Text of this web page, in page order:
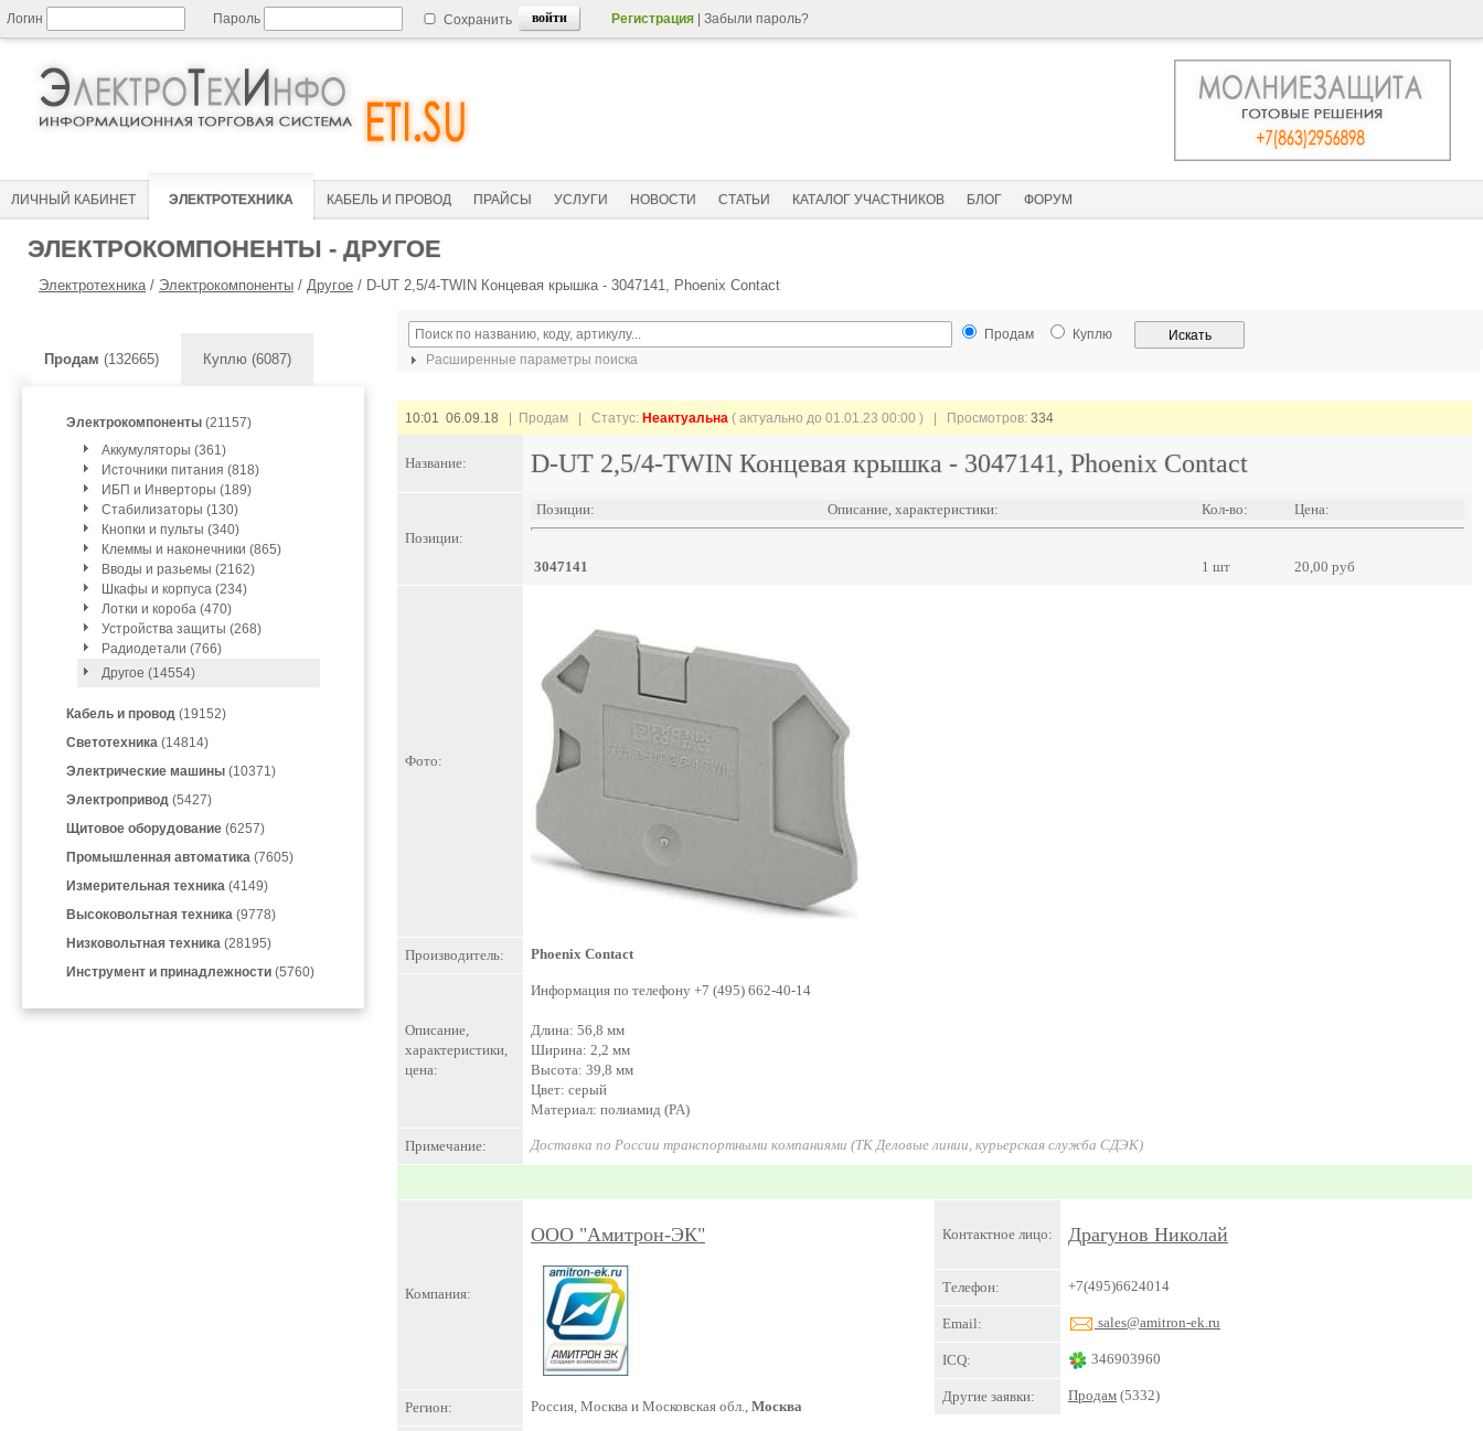
Логин Пароль Сохранить Регистрация Забыли пароль?
ЛИЧНЫЙ КАБИНЕТ ЭЛЕКТРОТЕХНИКА КАБЕЛЬ И ПРОВОД ПРАЙСЫ УСЛУГИ НОВОСТИ СТАТЬИ КАТАЛОГ УЧАСТНИКОВ БЛОГ ФОРУМ
ЭЛЕКТРОКОМПОНЕНТЫ - ДРУГОЕ
Электротехника/ Электрокомпоненты / Другое / D-UT 2,5/4-TWIN Концевая крышка - 3047141, Phoenix Contact
Продам (132665) Куплю (6087)
Электрокомпоненты (21157)
Аккумуляторы (361)
Источники питания (818)
ИБП и Инверторы (189)
Стабилизаторы (130)
Кнопки и пульты (340)
Клеммы и наконечники (865)
Вводы и разьемы (2162)
Шкафы и корпуса (234)
Лотки и короба (470)
Устройства защиты (268)
Радиодетали (766)
Другое (14554)
Кабель и провод (19152)
Светотехника (14814)
Электрические машины (10371)
Электропривод (5427)
Щитовое оборудование (6257)
Промышленная автоматика (7605)
Измерительная техника (4149)
Высоковольтная техника (9778)
Низковольтная техника (28195)
Инструмент и принадлежности (5760)
Продам
Куплю
Расширенные параметры поиска
10:01 06.09.18 | Продам | Статус: Неактуальна ( актуально до 01.01.23 00:00 ) | Просмотров: 334
Название: D-UT 2,5/4-TWIN Концевая крышка - 3047141, Phoenix Contact
Позиции:
Позиции: Описание, характеристики: Кол-во: Цена:
3047141 1 шт 20,00 руб
Фото:
Производитель: Phoenix Contact
Описание,
характеристики,
цена:
Информация по телефону +7 (495) 662-40-14
Длина: 56,8 мм
Ширина: 2,2 мм
Высота: 39,8 мм
Цвет: cерый
Материал: полиамид (PA)
Примечание: Доставка по России транспортными компаниями (ТК Деловые линии, курьерская служба СДЭК)
Компания:
ООО "Амитрон-ЭК"
Регион: Россия, Москва и Московская обл., Москва
Контактное лицо: Драгунов Николай
Телефон: +7(495)6624014
Email: sales@amitron-ek.ru
ICQ: 346903960
Другие заявки: Продам (5332)